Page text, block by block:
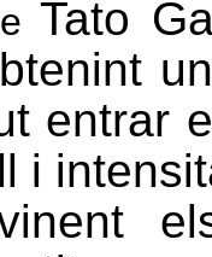
e Tato
entrar
i